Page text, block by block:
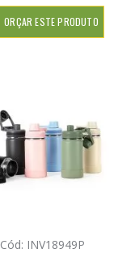
ORÇAR ESTE PRODUTO
Cód: INV18949P